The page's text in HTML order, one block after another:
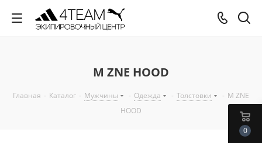
M ZNE HOOD
Главная - Каталог - Мужчины - Одежда - Толстовки - M ZNE
HOOD
0